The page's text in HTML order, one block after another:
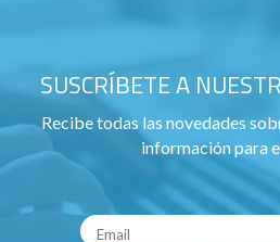
SUSCRÍBETE A
Recibe todas las novedades
información para